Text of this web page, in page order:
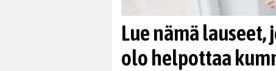
Lue nämä lauseet,
olo helpottaa